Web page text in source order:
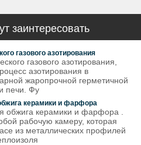
заинтересовать
газового азотирования
газового азотирования,
азотирования в
жаропрочной герметичной
печи. Фу
керамики и фарфора
керамики и фарфора .
рабочую камеру, которая
из металлических профилей